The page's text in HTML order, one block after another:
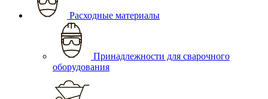
Расходные материалы
Принадлежности для сварочного
оборудования